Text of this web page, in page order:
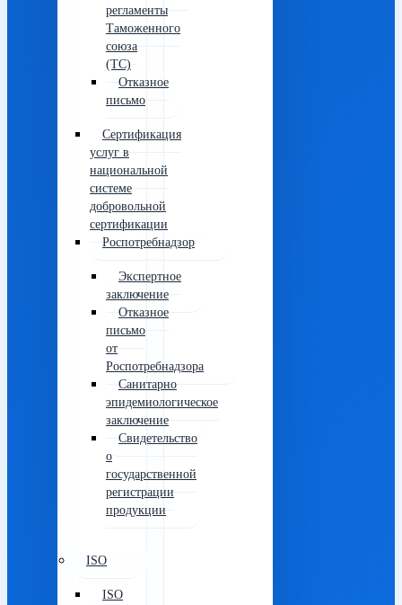
регламенты
Таможенного
союза
(ТС)
Отказное
письмо
Сертификация
услуг в
национальной
системе
добровольной
сертификации
Роспотребнадзор
Экспертное
заключение
Отказное
письмо
от
Роспотребнадзора
Санитарно
эпидемиологическое
заключение
Свидетельство
о
государственной
регистрации
продукции
ISO
ISO